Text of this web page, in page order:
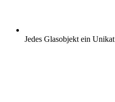
Jedes Glasobjekt ein Unikat